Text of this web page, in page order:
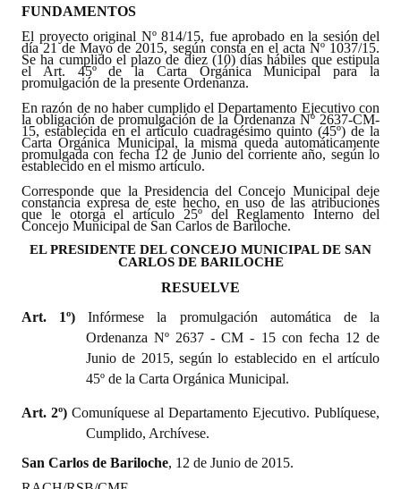
Comunicaciones
Declaraciones
Resoluciones
Resoluciones de Presidencia
INSTITUCIONAL
Antiguos Pobladores
Noticias Destacadas
Datos Históricos
Premio al Mérito - Registro
Audiencias Públicas - Registro
Mujeres que Dejaron Huellas - Registro
Periodistas Decanos - Registro
FUNDAMENTOS
El proyecto original Nº 814/15, fue aprobado en la sesión del
día 21 de Mayo de 2015, según consta en el acta Nº 1037/15.
Se ha cumplido el plazo de diez (10) días hábiles que estipula
el Art. 45º de la Carta Orgánica Municipal para la
promulgación de la presente Ordenanza.
En razón de no haber cumplido el Departamento Ejecutivo con
la obligación de promulgación de la Ordenanza Nº 2637-CM-
15, establecida en el artículo cuadragésimo quinto (45º) de la
Carta Orgánica Municipal, la misma queda automáticamente
promulgada con fecha 12 de Junio del corriente año, según lo
establecido en el mismo artículo.
Corresponde que la Presidencia del Concejo Municipal deje
constancia expresa de este hecho, en uso de las atribuciones
que le otorga el artículo 25º del Reglamento Interno del
Concejo Municipal de San Carlos de Bariloche.
EL PRESIDENTE DEL CONCEJO MUNICIPAL DE SAN
CARLOS DE BARILOCHE
RESUELVE
Art. 1º)Infórmese la promulgación automática de la
Ordenanza Nº 2637 - CM - 15 con fecha 12 de
Junio de 2015, según lo establecido en el artículo
45º de la Carta Orgánica Municipal.
Art. 2º) Comuníquese al Departamento Ejecutivo. Publíquese,
Cumplido, Archívese.
San Carlos de Bariloche, 12 de Junio de 2015.